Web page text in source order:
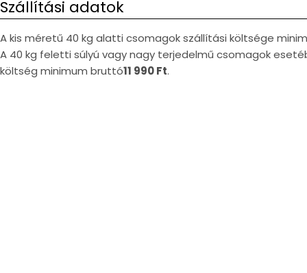
Szállítási adatok
A kis méretű 40 kg alatti csomagok szállítási költsége
A 40 kg feletti súlyú vagy nagy terjedelmű csomagok
költség minimum bruttó11 990 Ft.